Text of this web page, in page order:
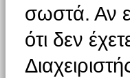
σωστά. Αν
ότι δεν